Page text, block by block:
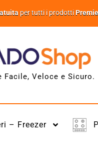
per tutti i prodotti
Facile, Veloce e Sicuro.
– Freezer